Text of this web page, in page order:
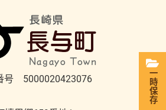
号 5000020423076
一時保存